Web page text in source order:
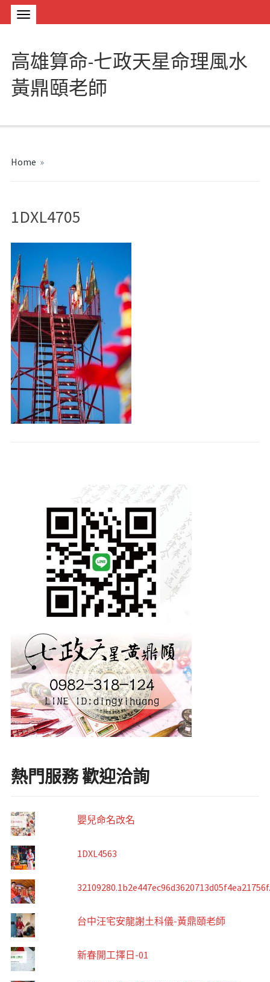
高雄算命-七政天星命理風水
黃鼎頤老師
Home »
1DXL4705
熱門服務 歡迎洽詢
嬰兒命名改名
1DXL4563
台中汪宅安龍謝土科儀-黃鼎頤老師
新春開工擇日-01